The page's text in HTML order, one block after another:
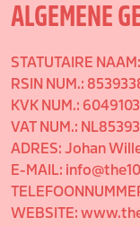
ALGEMENE
STATUTAIRE
RSIN NUM.:
KVK NUM.:
VAT NUM.:
ADRES: Johan
E-MAIL:
WEBSITE: